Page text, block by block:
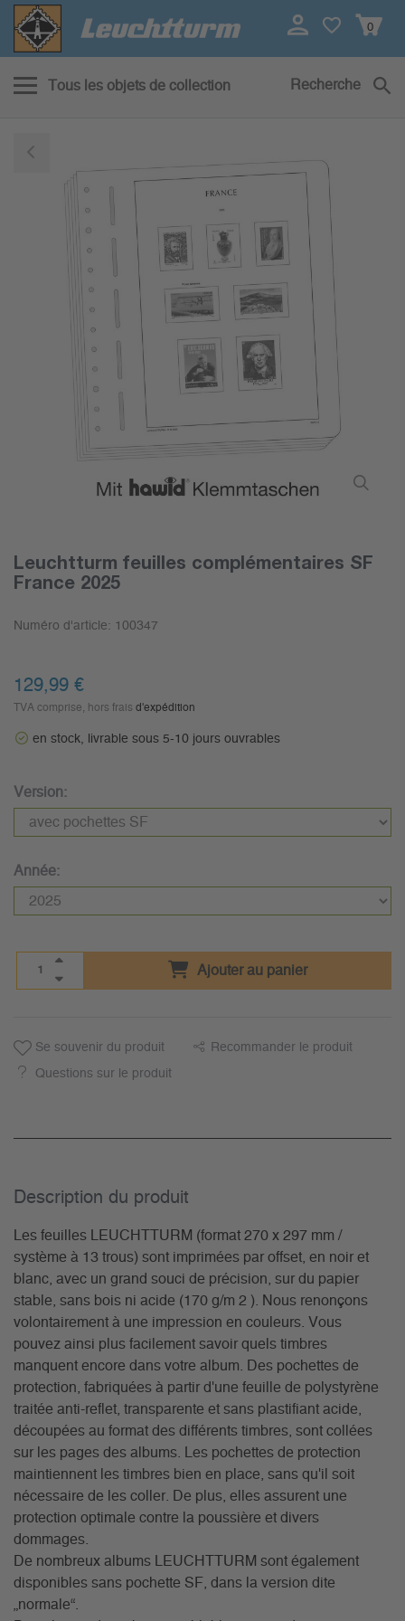
0
Tous les objets de collection Recherche
Leuchtturm feuilles complémentaires SF
France 2025
Numéro d'article: 100347
129,99 €
TVA comprise, hors frais d'expédition
en stock, livrable sous 5-10 jours ouvrables
Version:
Année:
Ajouter au panier
Se souvenir du produit Recommander le produit
Questions sur le produit
Description du­ produit
Les feuilles LEUCHTTURM (format 270 x 297 mm /
système à 13 trous) sont imprimées par offset, en noir et
blanc, avec un grand souci de précision, sur du papier
stable, sans bois ni acide (170 g/m 2 ). Nous renonçons
volontairement à une impression en couleurs. Vous
pouvez ainsi plus facilement savoir quels timbres
manquent encore dans votre album. Des pochettes de
protection, fabriquées à partir d'une feuille de polystyrène
traitée anti-reflet, transparente et sans plastifiant acide,
découpées au format des différents timbres, sont collées
sur les pages des albums. Les pochettes de protection
maintiennent les timbres bien en place, sans qu'il soit
nécessaire de les coller. De plus, elles assurent une
protection optimale contre la poussière et divers
dommages.
De nombreux albums LEUCHTTURM sont également
disponibles sans pochette SF, dans la version dite
„normale“.